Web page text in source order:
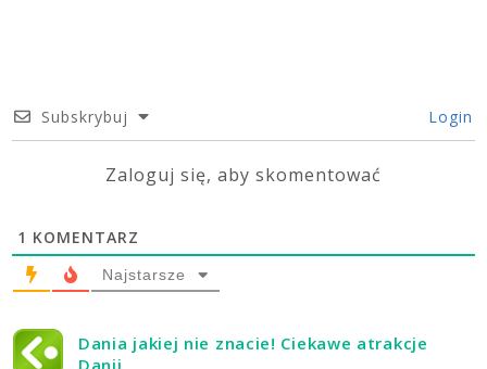
Subskrybuj Login
Zaloguj się, aby skomentować
1 KOMENTARZ
Najstarsze
Dania jakiej nie znacie! Ciekawe atrakcje